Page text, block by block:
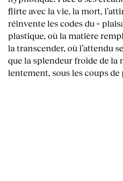
flirte avec la vie, la mort,
réinvente les codes du «
plastique, où la matière
la transcender, où l’attendu
que la splendeur froide de la
lentement, sous les coups de